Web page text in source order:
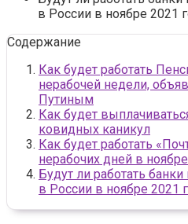
в России в ноябре 2021
Содержание
Как будет работать
нерабочей недели,
Путиным
Как будет
ковидных каникул
Как будет работать
нерабочих дней в
Будут ли работать
в России в ноябре 2021